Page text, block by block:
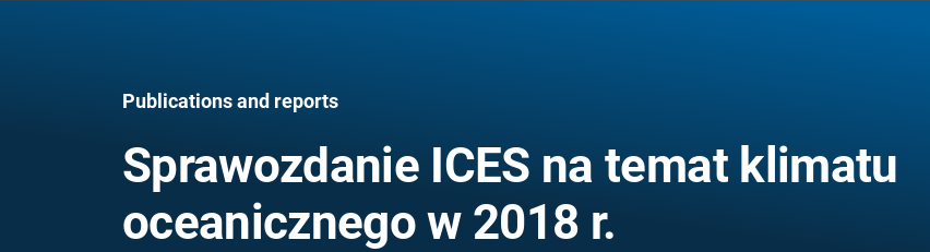
Publications and reports
Sprawozdanie ICES na temat klimatu
oceanicznego w 2018 r.